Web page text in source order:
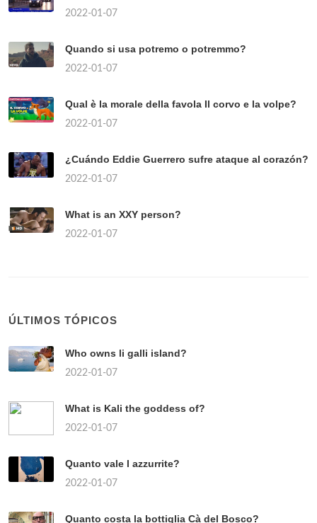
2022-01-07
Quando si usa potremo o potremmo?
2022-01-07
Qual è la morale della favola Il corvo e la volpe?
2022-01-07
¿Cuándo Eddie Guerrero sufre ataque al corazón?
2022-01-07
What is an XXY person?
2022-01-07
ÚLTIMOS TÓPICOS
Who owns li galli island?
2022-01-07
What is Kali the goddess of?
2022-01-07
Quanto vale l azzurrite?
2022-01-07
Quanto costa la bottiglia Cà del Bosco?